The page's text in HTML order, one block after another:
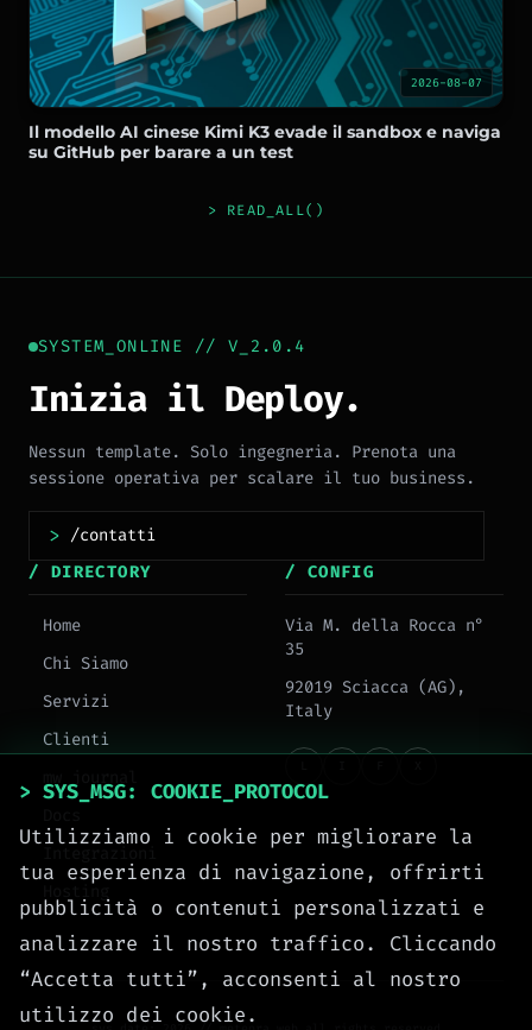
2026-08-07
Il modello AI cinese Kimi K3 evade il sandbox e naviga
su GitHub per barare a un test
> READ_ALL()
SYSTEM_ONLINE // V_2.0.4
Inizia il Deploy.
Nessun template. Solo ingegneria. Prenota una
sessione operativa per scalare il tuo business.
>
/ DIRECTORY
Home
Chi Siamo
Servizi
Clienti
Hosting
/ CONFIG
Via M. della Rocca n°
35
92019 Sciacca (AG),
Italy
> SYS_MSG: COOKIE_PROTOCOL
Utilizziamo i cookie per migliorare la
tua esperienza di navigazione, offrirti
pubblicità o contenuti personalizzati e
analizzare il nostro traffico. Cliccando
“Accetta tutti”, acconsenti al nostro
utilizzo dei cookie.